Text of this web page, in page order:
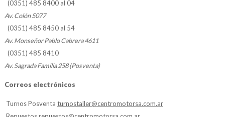
(0351) 485 8400 al 04
Av. Colón 5077
(0351) 485 8450 al 54
Av. Monseñor Pablo Cabrera 4611
(0351) 485 8410
Av. Sagrada Familia 258 (Posventa)
Correos electrónicos
Turnos Posventa turnostaller@centromotorsa.com.ar